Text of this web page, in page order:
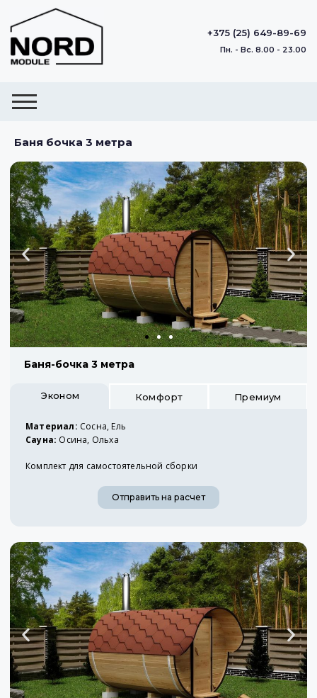
+375 (25) 649-89-69
Пн. - Вс. 8.00 - 23.00
Баня бочка 3 метра
Баня-бочка 3 метра
Эконом Комфорт Премиум
Материал: Сосна, Ель
Сауна: Осина, Ольха
Комплект для самостоятельной сборки
Отправить на расчет